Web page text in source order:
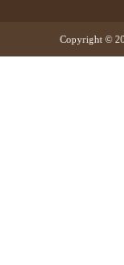
Copyright ©